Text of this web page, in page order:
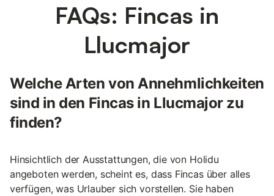
FAQs: Fincas in
Llucmajor
Welche Arten von Annehmlichkeiten
sind in den Fincas in Llucmajor zu
finden?
Hinsichtlich der Ausstattungen, die von Holidu
angeboten werden, scheint es, dass Fincas über alles
verfügen, was Urlauber sich vorstellen. Sie haben